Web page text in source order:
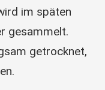
im späten
gesammelt.
getrocknet,